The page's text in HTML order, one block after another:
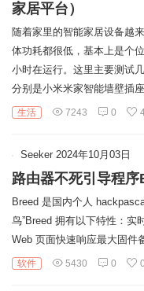
家居平台）
随着家里的智能家居设备越
体功耗都很低，基本上是个
小时在运行。这里主要测试
分别是小米米家智能墙壁插
生活 7243 0
Seeker 2024年10月03日
路由器不死引导程
Breed 是国内个人
鸟”Breed 拥有以下特性：实
Web 页面快速响应最大固件
软件 5430 0 0